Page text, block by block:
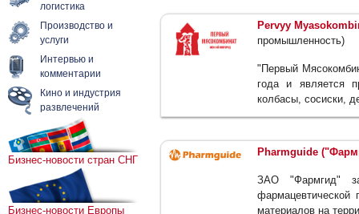
логистика
Производство и
услуги
Интервью и
комментарии
Кино и индустрия
развлечений
Бизнес-новости стран СНГ
Бизнес-новости Европы
Pervyy
промышленность)
"Первый
года и является
колбасы, сосиски,
Pharmguide
ЗАО "Фармгид"
фармацевтической
материалов на